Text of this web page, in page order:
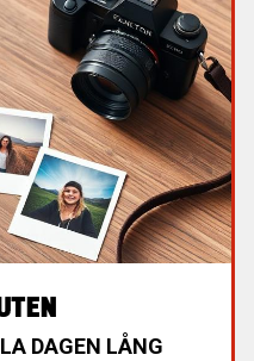
DAGEN LÅNG